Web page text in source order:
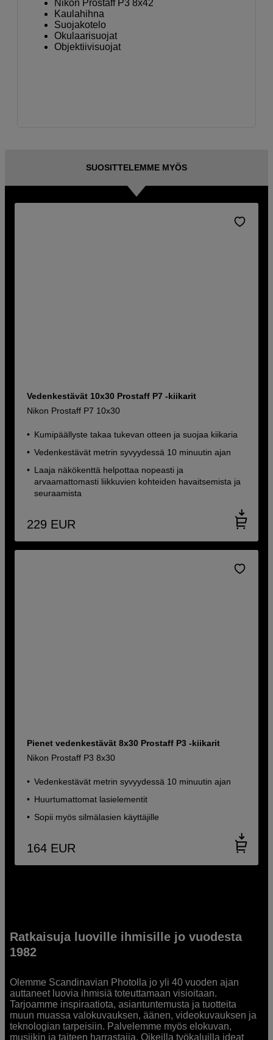
Nikon Prostaff P3 8x42
Kaulahihna
Suojakotelo
Okulaarisuojat
Objektiivisuojat
SUOSITTELEMME MYÖS
Vedenkestävät 10x30 Prostaff P7 -kiikarit
Nikon Prostaff P7 10x30
Kumipäällyste takaa tukevan otteen ja suojaa kiikaria
Vedenkestävät metrin syvyydessä 10 minuutin ajan
Laaja näkökenttä helpottaa nopeasti ja
arvaamattomasti liikkuvien kohteiden havaitsemista ja
seuraamista
229 EUR
Pienet vedenkestävät 8x30 Prostaff P3 -kiikarit
Nikon Prostaff P3 8x30
Vedenkestävät metrin syvyydessä 10 minuutin ajan
Huurtumattomat lasielementit
Sopii myös silmälasien käyttäjille
164 EUR
Ratkaisuja luoville ihmisille jo vuodesta
1982
Olemme Scandinavian Photolla jo yli 40 vuoden ajan
auttaneet luovia ihmisiä toteuttamaan visioitaan.
Tarjoamme inspiraatiota, asiantuntemusta ja tuotteita
muun muassa valokuvauksen, äänen, videokuvauksen ja
teknologian tarpeisiin. Palvelemme myös elokuvan,
musiikin ja taiteen harrastajia. Oikeilla työkaluilla ideat